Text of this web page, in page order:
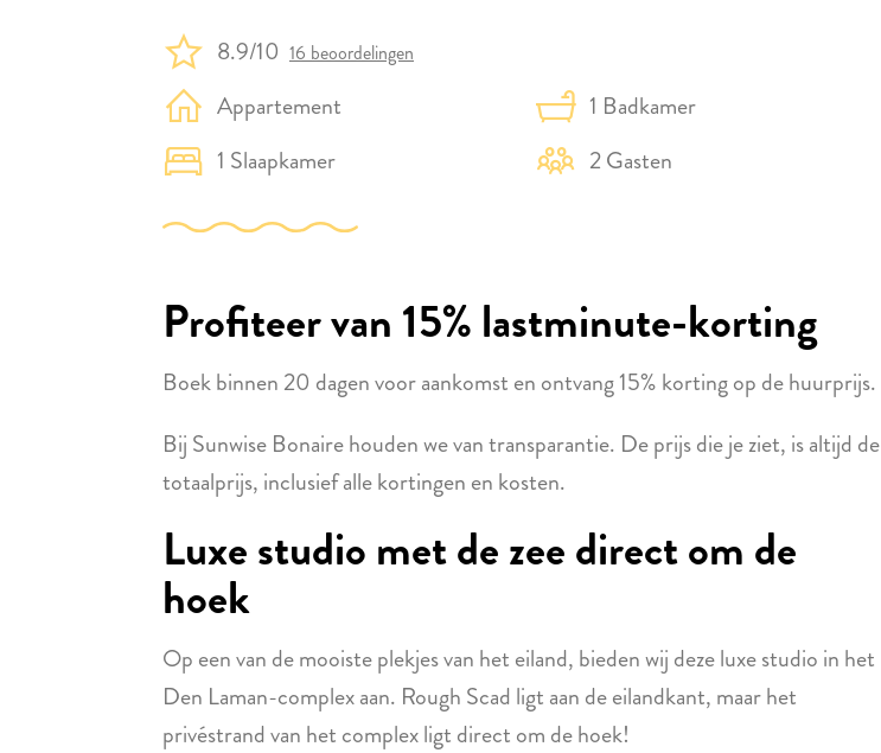
8.9/10 16 beoordelingen
Appartement
1 Slaapkamer
1 Badkamer
2 Gasten
Profiteer van 15% lastminute-korting
Boek binnen 20 dagen voor aankomst en ontvang 15% korting op de huurprijs.
Bij Sunwise Bonaire houden we van transparantie. De prijs die je ziet, is altijd de
totaalprijs, inclusief alle kortingen en kosten.
Luxe studio met de zee direct om de
hoek
Op een van de mooiste plekjes van het eiland, bieden wij deze luxe studio in het
Den Laman-complex aan. Rough Scad ligt aan de eilandkant, maar het
privéstrand van het complex ligt direct om de hoek!